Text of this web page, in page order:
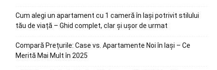
Cum alegi un apartament cu 1 cameră în Iași potrivit stilului
tău de viață – Ghid complet, clar și ușor de urmat
Compară Prețurile: Case vs. Apartamente Noi în Iași – Ce
Merită Mai Mult în 2025